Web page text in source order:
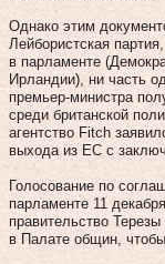
Однако этим
Лейбористская
в парламенте
Ирландии), ни часть
премьер-министра
среди британской
агентство Fitch
выхода из ЕС с
Голосование по
парламенте 11
правительство
в Палате общин,